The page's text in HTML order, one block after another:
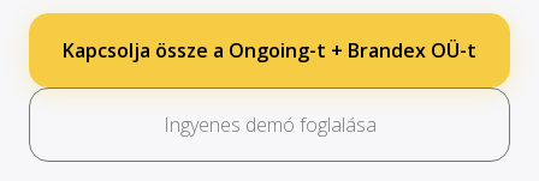
Kapcsolja össze a Ongoing-t + Brandex OÜ-t
Ingyenes demó foglalása